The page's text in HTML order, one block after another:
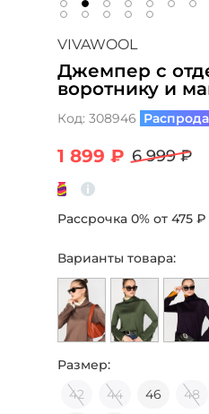
VIVAWOOL
Джемпер с
воротнику и
Код: 308946
1 899 ₽ 6 999 ₽
Рассрочка 0% от 475 ₽
Варианты товара:
Размер:
42
44 46 48